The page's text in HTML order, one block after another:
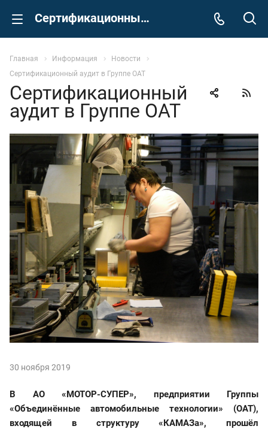
Сертификационный аудит в Группе ОАТ
Главная Информация
Новости
Сертификационный аудит в Группе ОАТ
Сертификационный
аудит в Группе ОАТ
30 ноября 2019
В АО «МОТОР-СУПЕР», предприятии Группы
«Объединённые автомобильные технологии» (ОАТ),
входящей в структуру «КАМАЗа», прошёл